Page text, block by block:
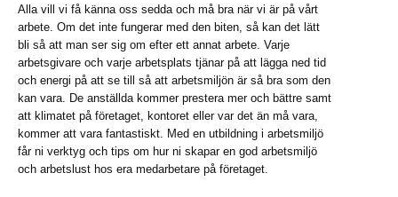
Alla vill vi få känna oss sedda och må bra när vi är på vårt
arbete. Om det inte fungerar med den biten, så kan det lätt
bli så att man ser sig om efter ett annat arbete. Varje
arbetsgivare och varje arbetsplats tjänar på att lägga ned tid
och energi på att se till så att arbetsmiljön är så bra som den
kan vara. De anställda kommer prestera mer och bättre samt
att klimatet på företaget, kontoret eller var det än må vara,
kommer att vara fantastiskt. Med en utbildning i arbetsmiljö
får ni verktyg och tips om hur ni skapar en god arbetsmiljö
och arbetslust hos era medarbetare på företaget.